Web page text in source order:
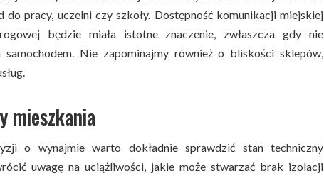
pracy, uczelni czy szkoły. Dostępność komunikacji miejskiej
będzie miała istotne znaczenie, zwłaszcza gdy nie
samochodem. Nie zapominajmy również o bliskości sklepów,
mieszkania
o wynajmie warto dokładnie sprawdzić stan techniczny
uwagę na uciążliwości, jakie może stwarzać brak izolacji